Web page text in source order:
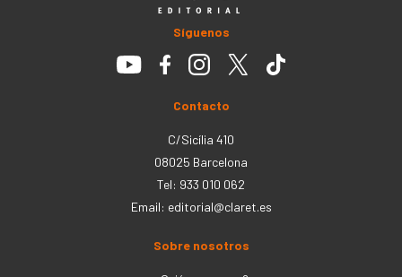
Síguenos
Contacto
C/Sicília 410
08025 Barcelona
Tel: 933 010 062
Email: editorial@claret.es
Sobre nosotros